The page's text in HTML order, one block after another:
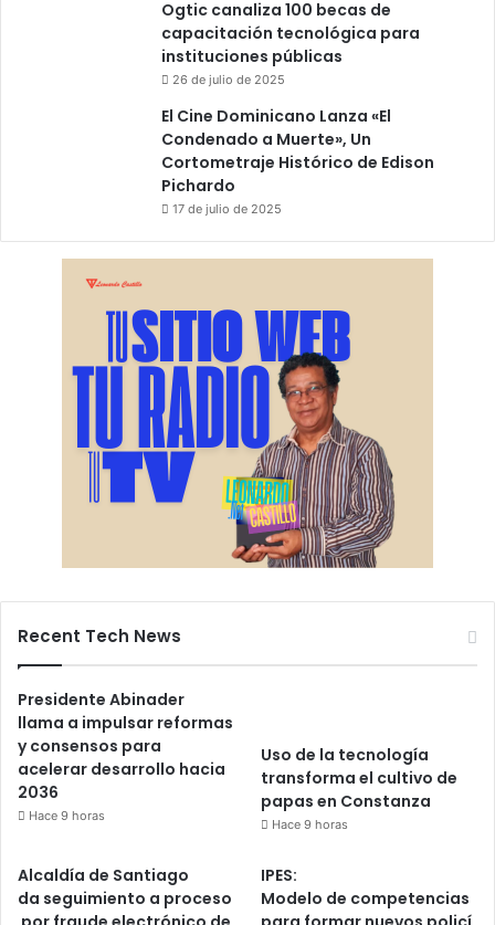
Ogtic canaliza 100 becas de
capacitación tecnológica para
instituciones públicas
26 de julio de 2025
El Cine Dominicano Lanza «El
Condenado a Muerte», Un
Cortometraje Histórico de Edison
Pichardo
17 de julio de 2025
Recent Tech News
Presidente Abinader
llama a impulsar reformas
y consensos para
acelerar desarrollo hacia
2036
Hace 9 horas
Uso de la tecnología
transforma el cultivo de
papas en Constanza
Hace 9 horas
Alcaldía de Santiago
da seguimiento a proceso
IPES:
Modelo de competencias